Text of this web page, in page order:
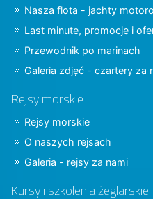
Nasza flota - jachty
Last minute, promocje i
Przewodnik po marinach
Galeria zdjęć - czartery za
Rejsy morskie
Rejsy morskie
O naszych rejsach
Galeria - rejsy za nami
Kursy i szkolenia żeglarskie